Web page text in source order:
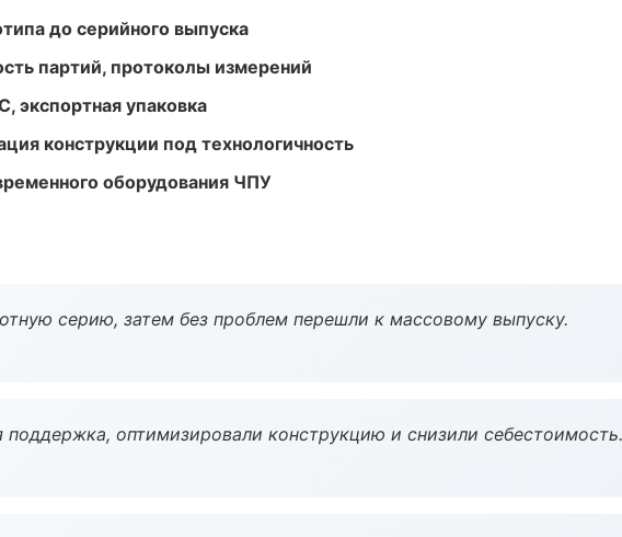
до серийного выпуска
партий, протоколы измерений
экспортная упаковка
конструкции под технологичность
оборудования ЧПУ
серию, затем без проблем перешли к массовому выпуску.
поддержка, оптимизировали конструкцию и снизили себестоимость.